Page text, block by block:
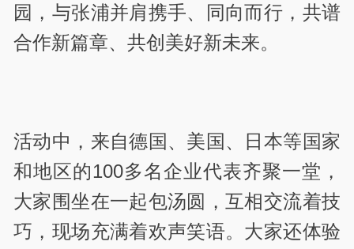
园，与张浦并肩携手、同向而行，共谱
合作新篇章、共创美好新未来。
活动中，来自德国、美国、日本等国家
和地区的100多名企业代表齐聚一堂，
大家围坐在一起包汤圆，互相交流着技
巧，现场充满着欢声笑语。大家还体验